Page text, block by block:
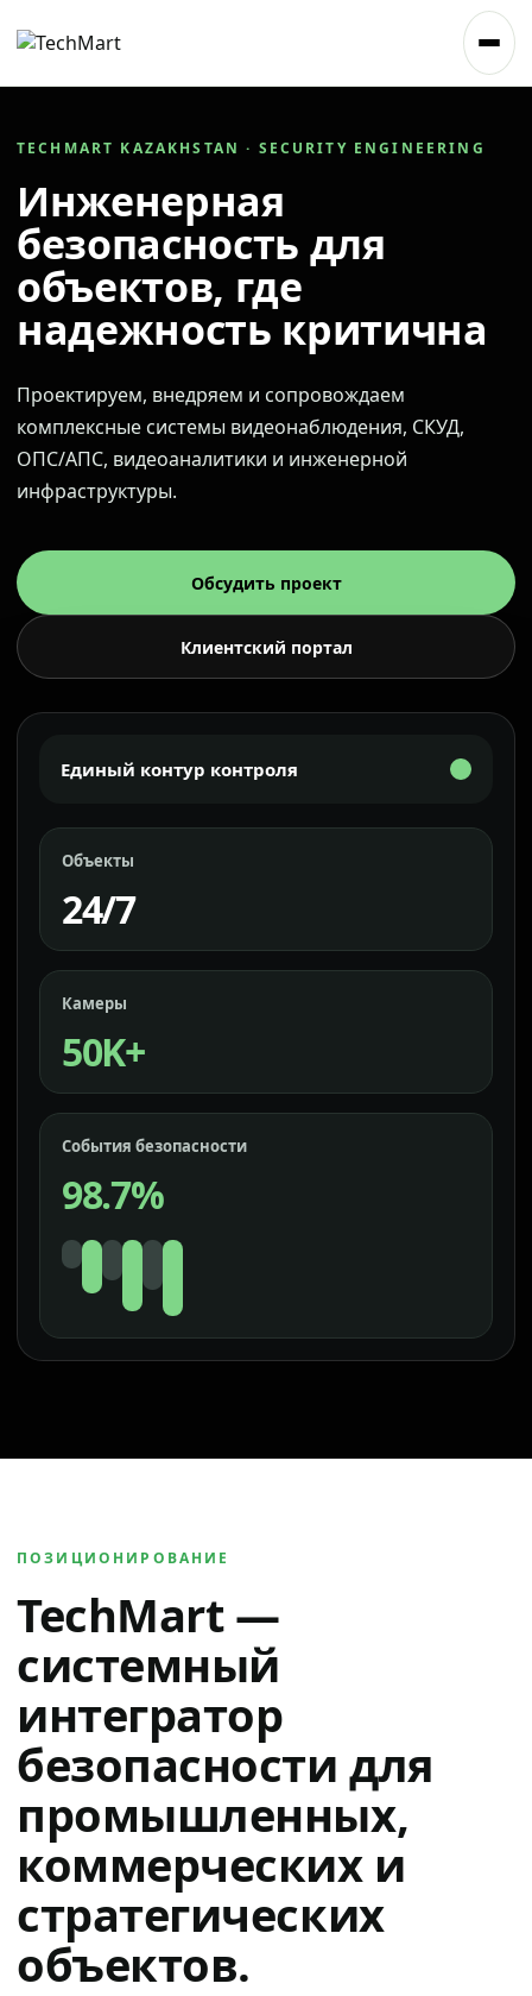
TECHMART KAZAKHSTAN · SECURITY ENGINEERING
Инженерная
безопасность для
объектов, где
надежность критична
Проектируем, внедряем и сопровождаем
комплексные системы видеонаблюдения, СКУД,
ОПС/АПС, видеоаналитики и инженерной
инфраструктуры.
Обсудить проект
Клиентский портал
Единый контур контроля
Объекты
24/7
Камеры
50K+
События безопасности
98.7%
ПОЗИЦИОНИРОВАНИЕ
TechMart —
системный
интегратор
безопасности для
промышленных,
коммерческих и
стратегических
объектов.